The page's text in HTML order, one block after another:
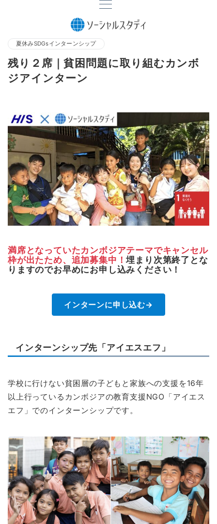
夏休みSDGsインターンシップ
残り２席｜貧困問題に取り組むカンボ
ジアインターン
満席となっていたカンボジアテーマでキャンセル
枠が出たため、追加募集中！埋まり次第終了とな
りますのでお早めにお申し込みください！
インターンに申し込む→
インターンシップ先「アイエスエフ」
学校に行けない貧困層の子どもと家族への支援を16年
以上行っているカンボジアの教育支援NGO「アイエス
エフ」でのインターンシップです。